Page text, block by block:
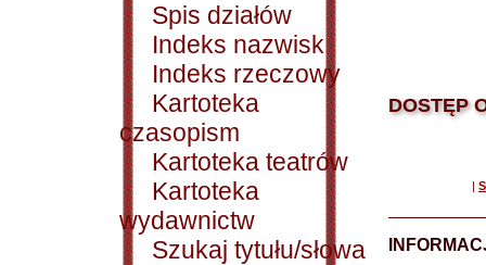
Spis działów
Indeks nazwisk
Indeks rzeczowy
Kartoteka
czasopism
Kartoteka teatrów
Kartoteka
wydawnictw
Szukaj tytułu/słowa
DOSTĘP
|